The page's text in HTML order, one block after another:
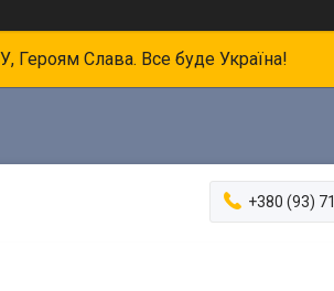
Героям Слава. Все буде Україна!
+380 (93)